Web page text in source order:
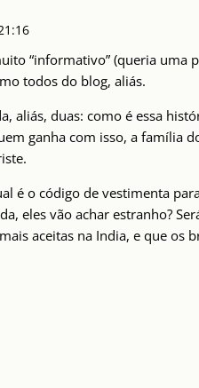
“informativo” (queria uma
todos do blog, aliás.
aliás, duas: como é essa
ganha com isso, a família
é o código de vestimenta
eles vão achar estranho?
aceitas na India, e que os